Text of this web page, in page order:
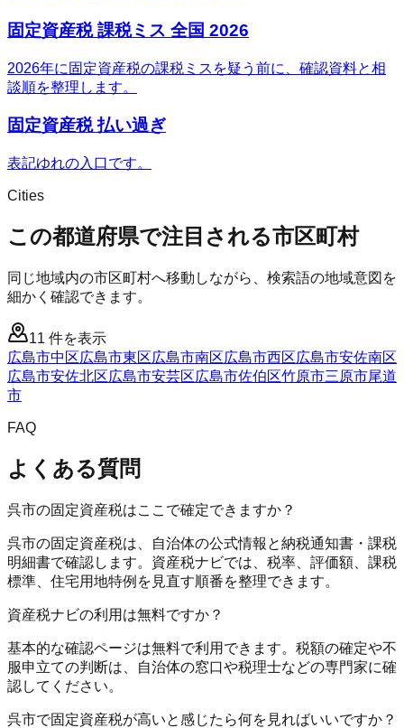
固定資産税 課税ミス 全国 2026
2026年に固定資産税の課税ミスを疑う前に、確認資料と相
談順を整理します。
固定資産税 払い過ぎ
表記ゆれの入口です。
Cities
この都道府県で注目される市区町村
同じ地域内の市区町村へ移動しながら、検索語の地域意図を
細かく確認できます。
11 件を表示
広島市中区広島市東区広島市南区広島市西区広島市安佐南区
広島市安佐北区広島市安芸区広島市佐伯区竹原市三原市尾道
市
FAQ
よくある質問
呉市の固定資産税はここで確定できますか？
呉市の固定資産税は、自治体の公式情報と納税通知書・課税
明細書で確認します。資産税ナビでは、税率、評価額、課税
標準、住宅用地特例を見直す順番を整理できます。
資産税ナビの利用は無料ですか？
基本的な確認ページは無料で利用できます。税額の確定や不
服申立ての判断は、自治体の窓口や税理士などの専門家に確
認してください。
呉市で固定資産税が高いと感じたら何を見ればいいですか？